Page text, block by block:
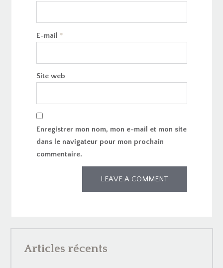
E-mail *
Site web
Enregistrer mon nom, mon e-mail et mon site
dans le navigateur pour mon prochain
commentaire.
Articles récents